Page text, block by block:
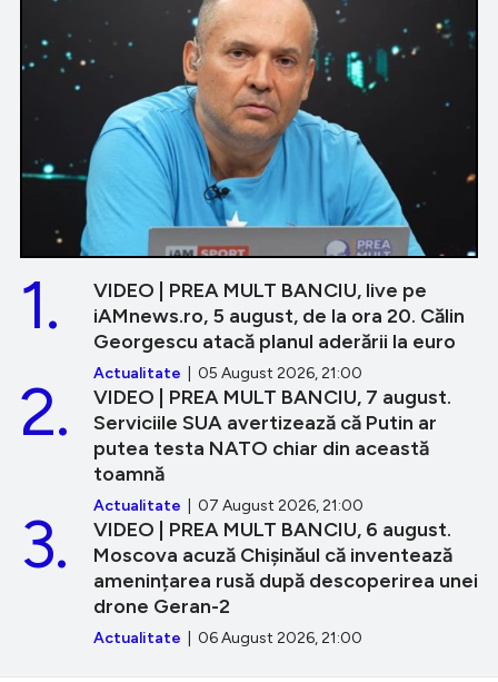
VIDEO | PREA MULT BANCIU, live pe
iAMnews.ro, 5 august, de la ora 20. Călin
Georgescu atacă planul aderării la euro
Actualitate | 05 August 2026, 21:00
1.
VIDEO | PREA MULT BANCIU, 7 august.
Serviciile SUA avertizează că Putin ar
putea testa NATO chiar din această
toamnă
Actualitate | 07 August 2026, 21:00
2.
VIDEO | PREA MULT BANCIU, 6 august.
Moscova acuză Chișinăul că inventează
amenințarea rusă după descoperirea unei
drone Geran-2
Actualitate | 06 August 2026, 21:00
3.